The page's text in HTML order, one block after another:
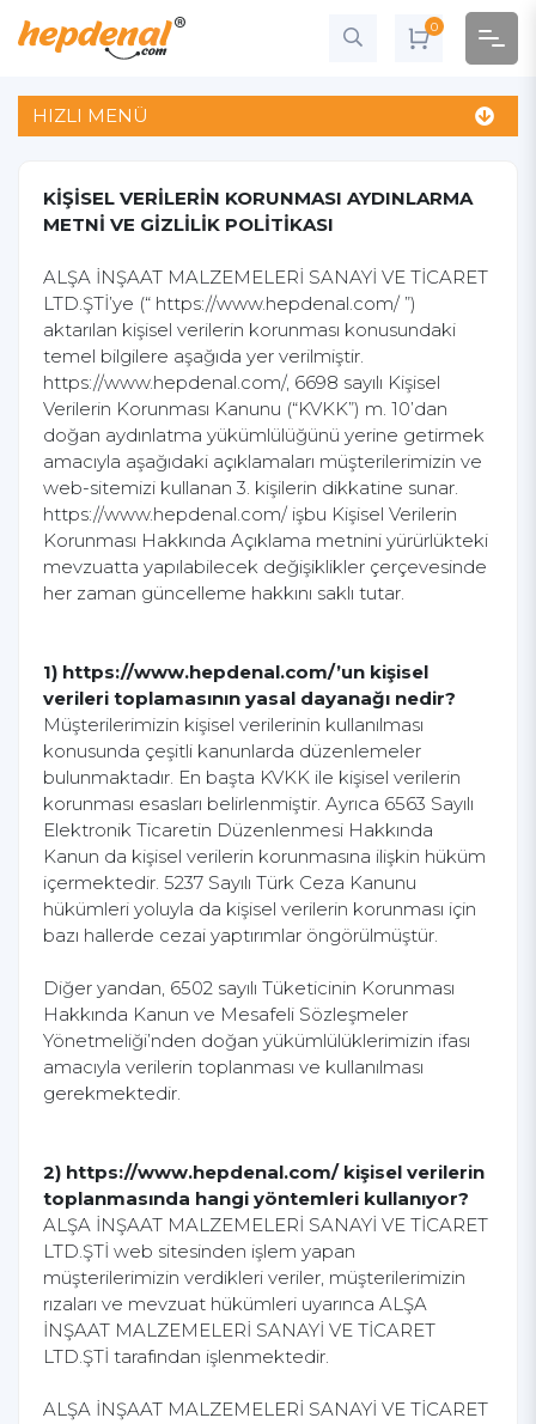
0
HIZLI MENÜ
KİŞİSEL VERİLERİN KORUNMASI AYDINLARMA
METNİ VE GİZLİLİK POLİTİKASI
ALŞA İNŞAAT MALZEMELERİ SANAYİ VE TİCARET
LTD.ŞTİ’ye (“ https://www.hepdenal.com/ ”)
aktarılan kişisel verilerin korunması konusundaki
temel bilgilere aşağıda yer verilmiştir.
https://www.hepdenal.com/, 6698 sayılı Kişisel
Verilerin Korunması Kanunu (“KVKK”) m. 10’dan
doğan aydınlatma yükümlülüğünü yerine getirmek
amacıyla aşağıdaki açıklamaları müşterilerimizin ve
web-sitemizi kullanan 3. kişilerin dikkatine sunar.
https://www.hepdenal.com/ işbu Kişisel Verilerin
Korunması Hakkında Açıklama metnini yürürlükteki
mevzuatta yapılabilecek değişiklikler çerçevesinde
her zaman güncelleme hakkını saklı tutar.
1) https://www.hepdenal.com/’un kişisel
verileri toplamasının yasal dayanağı nedir?
Müşterilerimizin kişisel verilerinin kullanılması
konusunda çeşitli kanunlarda düzenlemeler
bulunmaktadır. En başta KVKK ile kişisel verilerin
korunması esasları belirlenmiştir. Ayrıca 6563 Sayılı
Elektronik Ticaretin Düzenlenmesi Hakkında
Kanun da kişisel verilerin korunmasına ilişkin hüküm
içermektedir. 5237 Sayılı Türk Ceza Kanunu
hükümleri yoluyla da kişisel verilerin korunması için
bazı hallerde cezai yaptırımlar öngörülmüştür.
Diğer yandan, 6502 sayılı Tüketicinin Korunması
Hakkında Kanun ve Mesafeli Sözleşmeler
Yönetmeliği’nden doğan yükümlülüklerimizin ifası
amacıyla verilerin toplanması ve kullanılması
gerekmektedir.
2) https://www.hepdenal.com/ kişisel verilerin
toplanmasında hangi yöntemleri kullanıyor?
ALŞA İNŞAAT MALZEMELERİ SANAYİ VE TİCARET
LTD.ŞTİ web sitesinden işlem yapan
müşterilerimizin verdikleri veriler, müşterilerimizin
rızaları ve mevzuat hükümleri uyarınca ALŞA
İNŞAAT MALZEMELERİ SANAYİ VE TİCARET
LTD.ŞTİ tarafından işlenmektedir.
ALŞA İNŞAAT MALZEMELERİ SANAYİ VE TİCARET